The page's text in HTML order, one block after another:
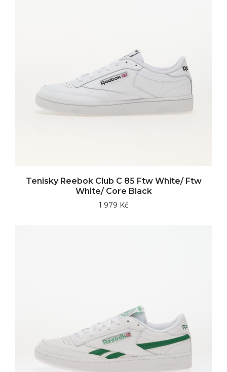
Tenisky Reebok Club C 85 Ftw White/ Ftw
White/ Core Black
1 979 Kč